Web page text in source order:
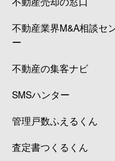
不動産業界M&A相談セ
ー
不動産の集客ナビ
SMSハンター
管理戸数ふえるくん
査定書つくるくん